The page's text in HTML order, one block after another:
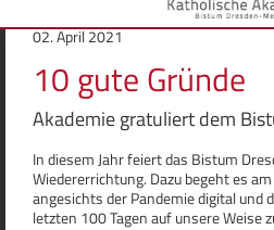
02. April 2021
10 gute Gründe
Akademie gratuliert dem
In diesem Jahr feiert das Bistum
Wiedererrichtung. Dazu begeht es
angesichts der Pandemie digital und
letzten 100 Tagen auf unsere Weise